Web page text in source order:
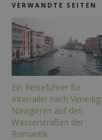
VERWANDTE SEITEN
Ein Reiseführer für
Interrailer nach Venedig:
Navigieren auf den
Wasserstraßen der
Romantik